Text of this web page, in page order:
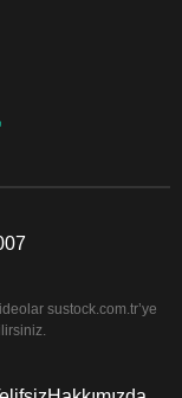
sustock.com.tr’ye